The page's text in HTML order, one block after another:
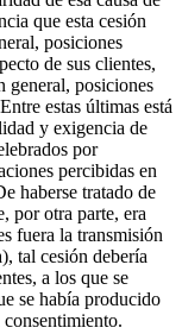
que esta cesión
posiciones
de sus clientes,
general, posiciones
estas últimas está
y exigencia de
por
percibidas en
haberse tratado de
por otra parte, era
fuera la transmisión
tal cesión debería
a los que se
se había producido